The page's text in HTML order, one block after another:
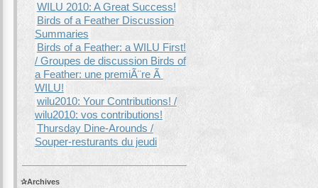
WILU 2010: A Great Success!
Birds of a Feather Discussion
Summaries
Birds of a Feather: a WILU First!
/ Groupes de discussion Birds of
a Feather: une premiÃ¨re Ã
WILU!
wilu2010: Your Contributions! /
wilu2010: vos contributions!
Thursday Dine-Arounds /
Souper-resturants du jeudi
Archives